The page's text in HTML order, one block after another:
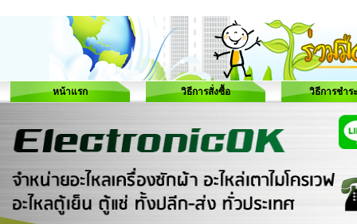
หน้าแรก วิธีการสั่งซื้อ วิธีการชำร